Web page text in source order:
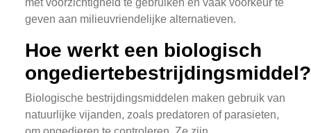
met voorzichtigheid te gebruiken en vaak voorkeur te
geven aan milieuvriendelijke alternatieven.
Hoe werkt een biologisch
ongediertebestrijdingsmiddel?
Biologische bestrijdingsmiddelen maken gebruik van
natuurlijke vijanden, zoals predatoren of parasieten,